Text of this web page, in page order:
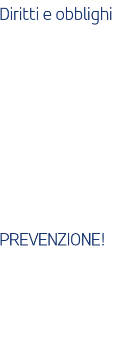
Diritti e obblighi
PREVENZIONE!